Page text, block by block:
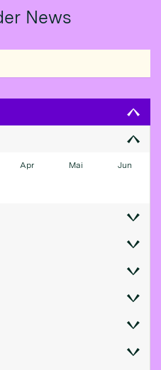
News
Apr Mai Jun